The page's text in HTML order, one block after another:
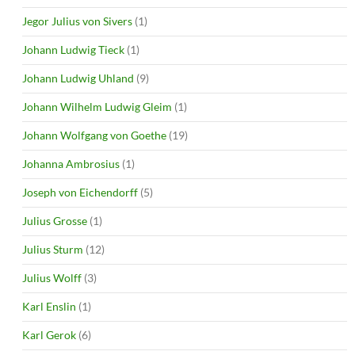
Jegor Julius von Sivers (1)
Johann Ludwig Tieck (1)
Johann Ludwig Uhland (9)
Johann Wilhelm Ludwig Gleim (1)
Johann Wolfgang von Goethe (19)
Johanna Ambrosius (1)
Joseph von Eichendorff (5)
Julius Grosse (1)
Julius Sturm (12)
Julius Wolff (3)
Karl Enslin (1)
Karl Gerok (6)